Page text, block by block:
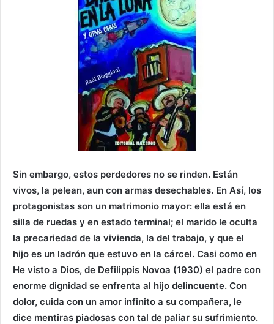
Sin embargo, estos perdedores no se rinden. Están
vivos, la pelean, aun con armas desechables. En Así, los
protagonistas son un matrimonio mayor: ella está en
silla de ruedas y en estado terminal; el marido le oculta
la precariedad de la vivienda, la del trabajo, y que el
hijo es un ladrón que estuvo en la cárcel. Casi como en
He visto a Dios, de Defilippis Novoa (1930) el padre con
enorme dignidad se enfrenta al hijo delincuente. Con
dolor, cuida con un amor infinito a su compañera, le
dice mentiras piadosas con tal de paliar su sufrimiento.